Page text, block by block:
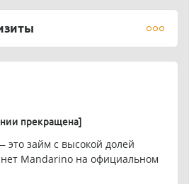
прекращена]
займ с высокой долей
Mandarino на официальном
и доступ к десяткам